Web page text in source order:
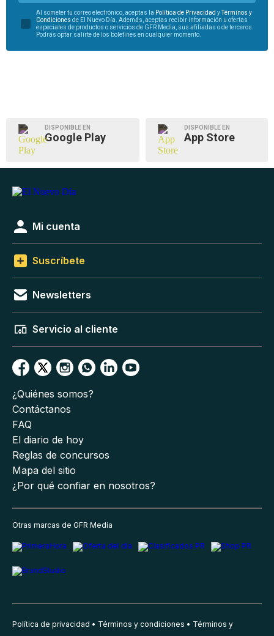
Al someter tu correo electrónico, aceptas la Política de Privacidad yTérminos y
Condiciones de El Nuevo Día. Además, aceptas recibir información u ofertas
especiales de productos o servicios de GFR Media, sus afiliadas o de terceros.
Podrás optar salirte de los boletines en cualquier momento.
DISPONIBLE EN
Google Play
DISPONIBLE EN
App Store
Mi cuenta
Suscríbete
Newsletters
Servicio al cliente
¿Quiénes somos?
Contáctanos
FAQ
El diario de hoy
Reglas de concursos
Mapa del sitio
¿Por qué confiar en nosotros?
Otras marcas de GFR Media
Política de privacidad Términos y condiciones
Términos y